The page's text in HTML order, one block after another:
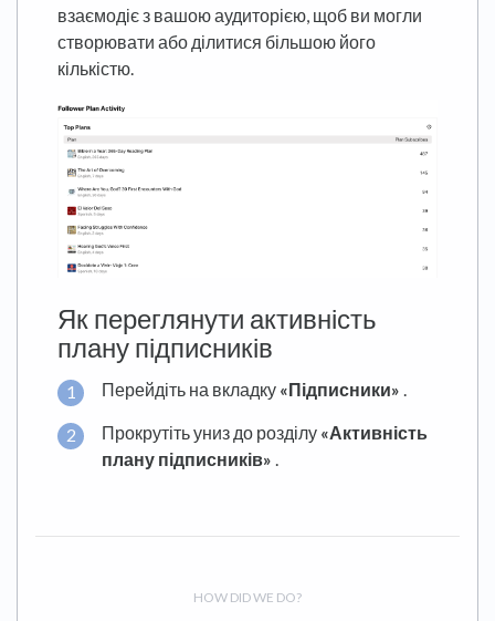
взаємодіє з вашою аудиторією, щоб ви могли
створювати або ділитися більшою його
кількістю.
Як переглянути активність
плану підписників
Перейдіть на вкладку «Підписники»
Прокрутіть униз до розділу «Активність
плану підписників» .
HOW DID WE DO?